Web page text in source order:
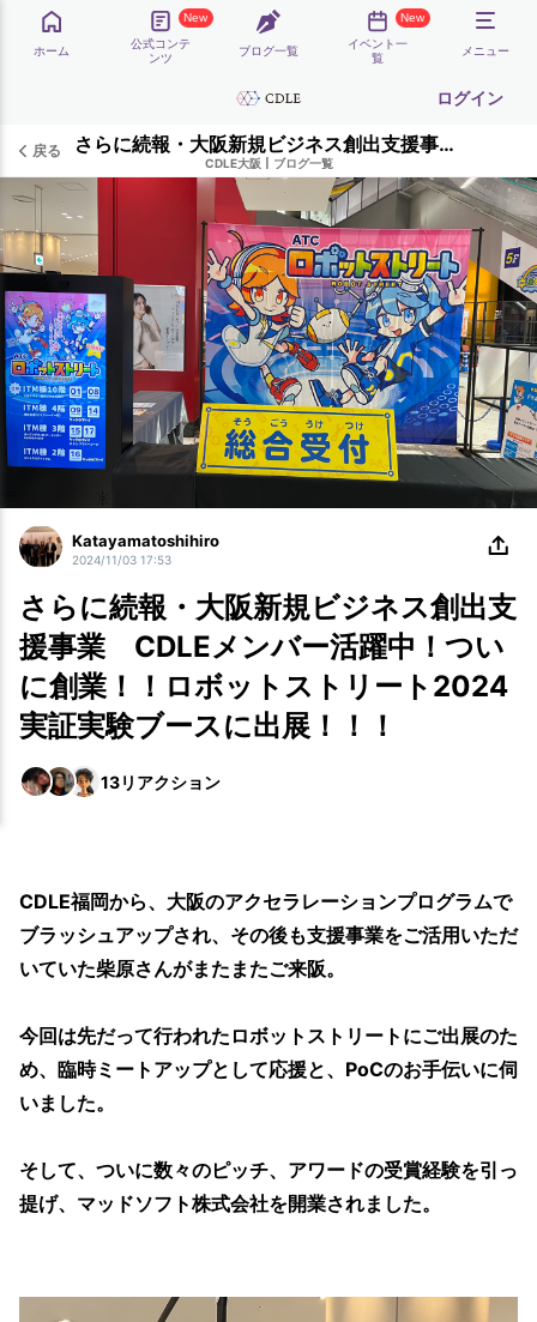
ホーム
New
公式コンテ
ンツ
ブログ一覧
New
イベント一
覧
メニュー
ログイン
戻る さらに続報・大阪新規ビジネス創出支援事業 CDLEメンバー活躍中！ついに創業！！ロボットストリート2024実証実験ブースに出展！！！
CDLE大阪 ブログ一覧
Katayamatoshihiro
2024/11/03 17:53
さらに続報・大阪新規ビジネス創出支
援事業 CDLEメンバー活躍中！つい
に創業！！ロボットストリート2024
実証実験ブースに出展！！！
13リアクション
CDLE福岡から、大阪のアクセラレーションプログラムで
ブラッシュアップされ、その後も支援事業をご活用いただ
いていた柴原さんがまたまたご来阪。
今回は先だって行われたロボットストリートにご出展のた
め、臨時ミートアップとして応援と、PoCのお手伝いに伺
いました。
そして、ついに数々のピッチ、アワードの受賞経験を引っ
提げ、マッドソフト株式会社を開業されました。